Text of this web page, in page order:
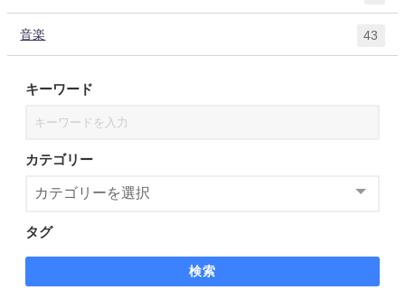
音楽 43
キーワード
カテゴリー
タグ
検索